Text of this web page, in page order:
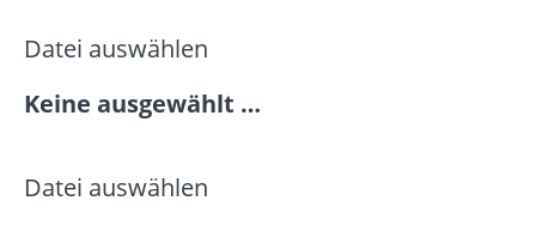
Datei auswählen
Keine ausgewählt …
Datei auswählen